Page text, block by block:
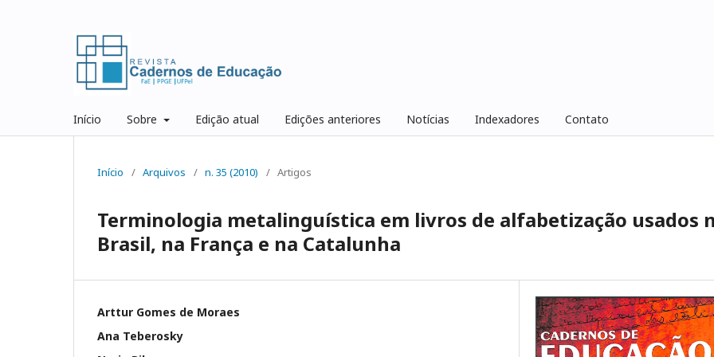
Início Sobre Edição atual Edições anteriores Notícias Indexadores Contato
Início / Arquivos / n. 35 (2010) / Artigos
Terminologia metalinguística em livros de alfabetização usados
Brasil, na França e na Catalunha
Arttur Gomes de Moraes
Ana Teberosky